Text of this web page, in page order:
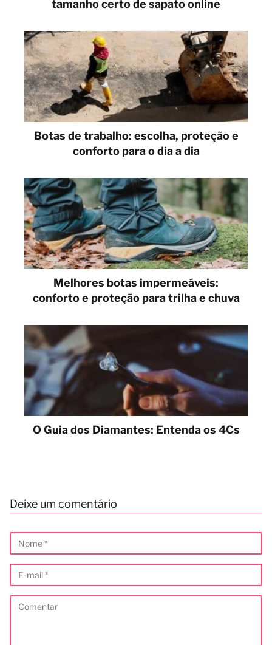
tamanho certo de sapato online
Botas de trabalho: escolha, proteção e
conforto para o dia a dia
Melhores botas impermeáveis:
conforto e proteção para trilha e chuva
O Guia dos Diamantes: Entenda os 4Cs
Deixe um comentário